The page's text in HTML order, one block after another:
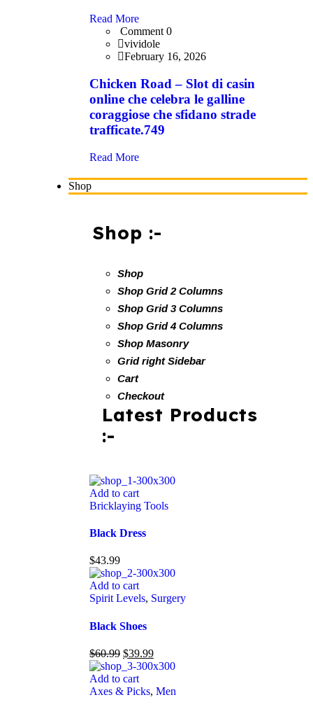
Read More
Comment 0
vividole
February 16, 2026
Chicken Road – Slot di casin
online che celebra le galline
coraggiose che sfidano strade
trafficate.749
Read More
Shop
Shop :-
Shop
Shop Grid 2 Columns
Shop Grid 3 Columns
Shop Grid 4 Columns
Shop Masonry
Grid right Sidebar
Cart
Checkout
Latest Products
:-
Add to cart
Bricklaying Tools
Black Dress
$43.99
Add to cart
Spirit Levels, Surgery
Black Shoes
$60.99 $39.99
Add to cart
Axes & Picks, Men